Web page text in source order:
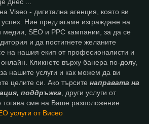
днес ...
Viseo - дигитална агенция, която ви
успех. Ние предлагаме изграждане на
медии, SEO и PPC кампании, за да се
и да постигнете желаните
на нашия екип от професионалисти и
Кликнете върху банера по-долу,
нашите услуги и как можем да ви
целите си. Ако търсите направата на
поддръжка, други услуги от
тогава сме на Ваше разположение